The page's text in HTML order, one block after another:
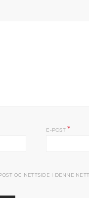
E-POST*
OG NETTSIDE I DENNE